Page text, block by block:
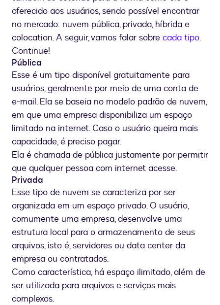
oferecido aos usuários, sendo possível encontrar
no mercado: nuvem pública, privada, híbrida e
colocation. A seguir, vamos falar sobre cada tipo.
Continue!
Pública
Esse é um tipo disponível gratuitamente para
usuários, geralmente por meio de uma conta de
e-mail. Ela se baseia no modelo padrão de nuvem,
em que uma empresa disponibiliza um espaço
limitado na internet. Caso o usuário queira mais
capacidade, é preciso pagar.
Ela é chamada de pública justamente por permitir
que qualquer pessoa com internet acesse.
Privada
Esse tipo de nuvem se caracteriza por ser
organizada em um espaço privado. O usuário,
comumente uma empresa, desenvolve uma
estrutura local para o armazenamento de seus
arquivos, isto é, servidores ou data center da
empresa ou contratados.
Como característica, há espaço ilimitado, além de
ser utilizada para arquivos e serviços mais
complexos.